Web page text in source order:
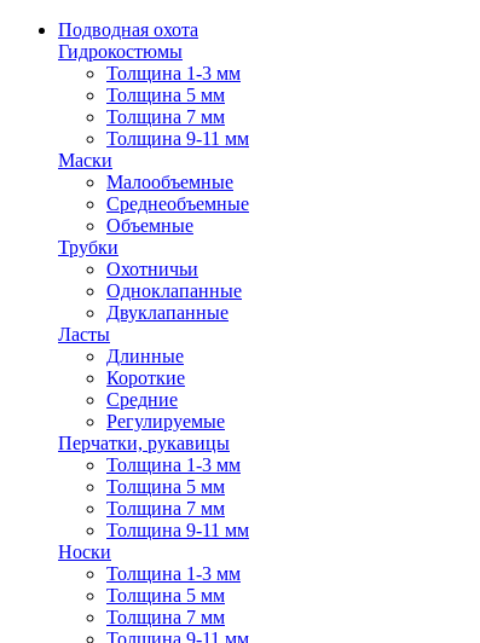
Подводная охота
Гидрокостюмы
Толщина 1-3 мм
Толщина 5 мм
Толщина 7 мм
Толщина 9-11 мм
Маски
Малообъемные
Среднеобъемные
Объемные
Трубки
Охотничьи
Одноклапанные
Двуклапанные
Ласты
Длинные
Короткие
Средние
Регулируемые
Перчатки, рукавицы
Толщина 1-3 мм
Толщина 5 мм
Толщина 7 мм
Толщина 9-11 мм
Носки
Толщина 1-3 мм
Толщина 5 мм
Толщина 7 мм
Толщина 9-11 мм